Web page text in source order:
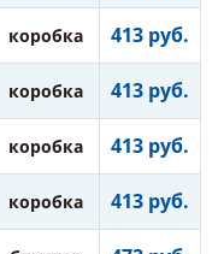
коробка 413 руб.
коробка 413 руб.
коробка 413 руб.
коробка 413 руб.